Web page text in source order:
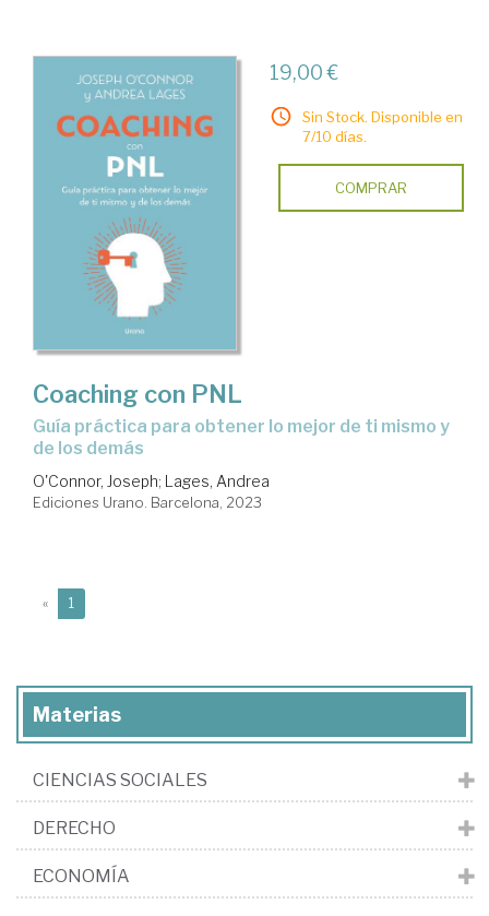
19,00 €
Sin Stock. Disponible en
7/10 días.
COMPRAR
Coaching con PNL
guía práctica para obtener lo mejor de ti mismo y
de los demás
O'Connor, Joseph; Lages, Andrea
Ediciones Urano. Barcelona, 2023
« 1
Materias
CIENCIAS SOCIALES
DERECHO
ECONOMÍA